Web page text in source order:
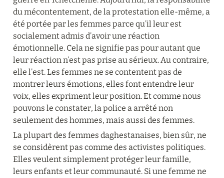
du mécontentement, de la protestation elle-même, a
été portée par les femmes parce qu’il leur est
socialement admis d’avoir une réaction
émotionnelle. Cela ne signifie pas pour autant que
leur réaction n’est pas prise au sérieux. Au contraire,
elle l’est. Les femmes ne se contentent pas de
montrer leurs émotions, elles font entendre leur
voix, elles expriment leur position. Et comme nous
pouvons le constater, la police a arrêté non
seulement des hommes, mais aussi des femmes.
La plupart des femmes daghestanaises, bien sûr, ne
se considèrent pas comme des activistes politiques.
Elles veulent simplement protéger leur famille,
leurs enfants et leur communauté. Si une femme ne